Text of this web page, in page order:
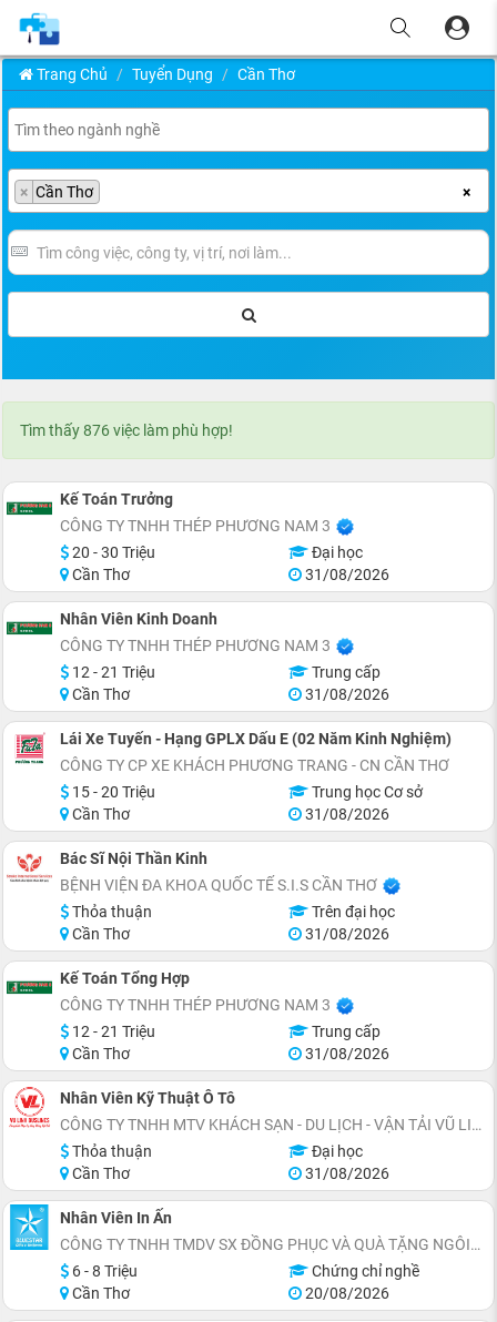
Trang Chủ Tuyển Dụng Cần Thơ
×
× Cần Thơ
Tìm thấy 876 việc làm phù hợp!
Kế Toán Trưởng
CÔNG TY TNHH THÉP PHƯƠNG NAM 3
20 - 30 Triệu
Đại học
Cần Thơ
31/08/2026
Nhân Viên Kinh Doanh
CÔNG TY TNHH THÉP PHƯƠNG NAM 3
12 - 21 Triệu
Trung cấp
Cần Thơ
31/08/2026
Lái Xe Tuyến - Hạng GPLX Dấu E (02 Năm Kinh Nghiệm)
CÔNG TY CP XE KHÁCH PHƯƠNG TRANG - CN CẦN THƠ
15 - 20 Triệu
Trung học Cơ sở
Cần Thơ
31/08/2026
Bác Sĩ Nội Thần Kinh
BỆNH VIỆN ĐA KHOA QUỐC TẾ S.I.S CẦN THƠ
Thỏa thuận
Trên đại học
Cần Thơ
31/08/2026
Kế Toán Tổng Hợp
CÔNG TY TNHH THÉP PHƯƠNG NAM 3
12 - 21 Triệu
Trung cấp
Cần Thơ
31/08/2026
Nhân Viên Kỹ Thuật Ô Tô
CÔNG TY TNHH MTV KHÁCH SẠN - DU LỊCH - VẬN TẢI VŨ LINH
Thỏa thuận
Đại học
Cần Thơ
31/08/2026
Nhân Viên In Ấn
CÔNG TY TNHH TMDV SX ĐỒNG PHỤC VÀ QUÀ TẶNG NGÔI SAO XANH
6 - 8 Triệu
Chứng chỉ nghề
Cần Thơ
20/08/2026